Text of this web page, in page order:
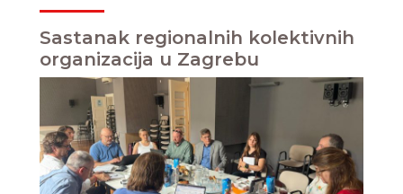
Sastanak regionalnih kolektivnih
organizacija u Zagrebu